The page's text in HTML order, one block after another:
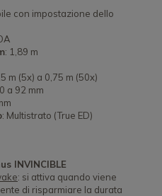
con impostazione dello
: 1,89 m
m (5x) a 0,75 m (50x)
a 92 mm
: Multistrato (True ED)
INVINCIBLE
: si attiva quando viene
di risparmiare la durata